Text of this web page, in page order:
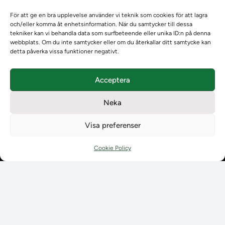
För att ge en bra upplevelse använder vi teknik som cookies för att lagra
och/eller komma åt enhetsinformation. När du samtycker till dessa
tekniker kan vi behandla data som surfbeteende eller unika ID:n på denna
webbplats. Om du inte samtycker eller om du återkallar ditt samtycke kan
detta påverka vissa funktioner negativt.
Acceptera
Neka
Visa preferenser
Cookie Policy
Om Ladokkonsortiet
Ladokkonsortiet internationellt
Vision, strategi och produktplan
Teamens sammansättning och arbetet på Ladokkonsortiet
Policyer och dokument
Kontaktuppgifter till lärosätenas Ladoksupport
Kontaktuppgifter till Ladokkonsortiet